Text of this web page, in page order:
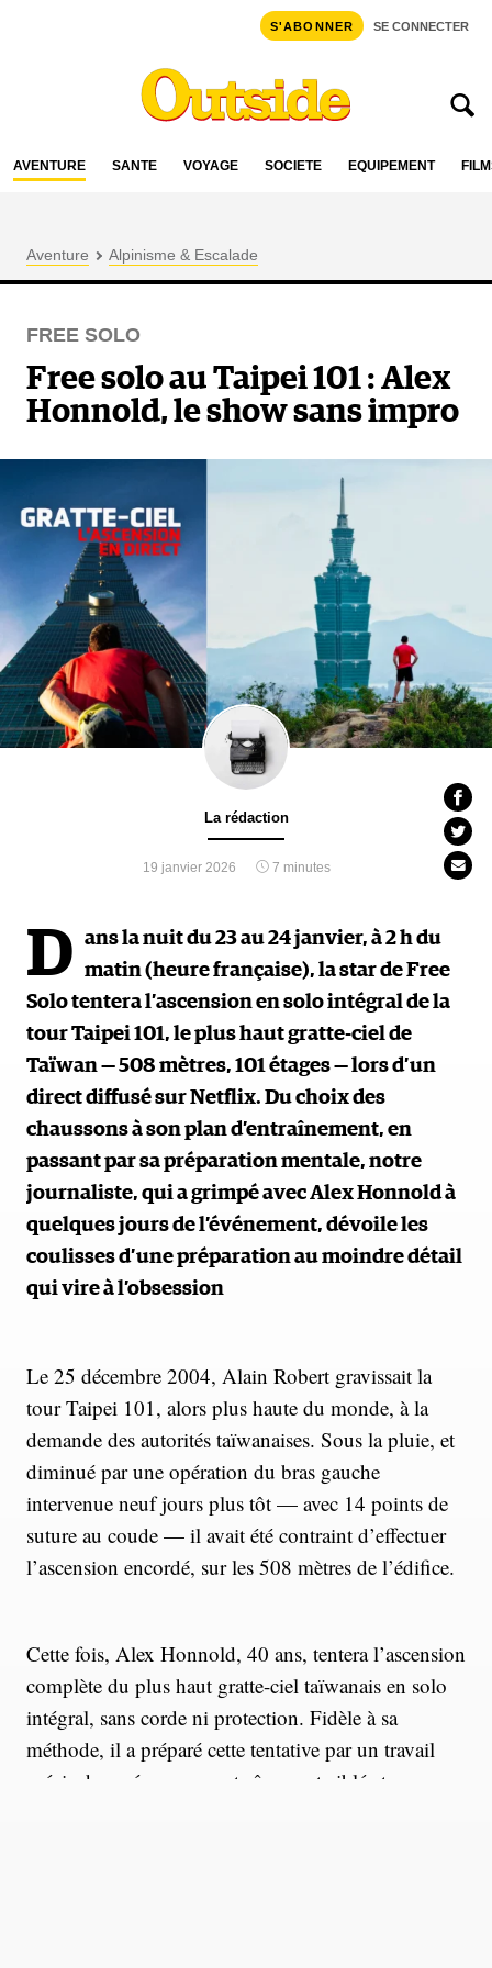
S'ABONNER SE CONNECTER
AVENTURE SANTÉ VOYAGE SOCIÉTÉ ÉQUIPEMENT
Aventure Alpinisme & Escalade
FREE SOLO
Free solo au Taipei 101 : Alex
Honnold, le show sans impro
La rédaction
19 janvier 2026 7 minutes
D ans la nuit du 23 au 24 janvier, à 2 h du
matin (heure française), la star de Free
Solo tentera l’ascension en solo intégral de la
tour Taipei 101, le plus haut gratte-ciel de
Taïwan — 508 mètres, 101 étages — lors d’un
direct diffusé sur Netflix. Du choix des
chaussons à son plan d’entraînement, en
passant par sa préparation mentale, notre
journaliste, qui a grimpé avec Alex Honnold à
quelques jours de l’événement, dévoile les
coulisses d’une préparation au moindre détail
qui vire à l’obsession
Le 25 décembre 2004, Alain Robert gravissait la
tour Taipei 101, alors plus haute du monde, à la
demande des autorités taïwanaises. Sous la pluie, et
diminué par une opération du bras gauche
intervenue neuf jours plus tôt — avec 14 points de
suture au coude — il avait été contraint d’effectuer
l’ascension encordé, sur les 508 mètres de l’édifice.
Cette fois, Alex Honnold, 40 ans, tentera l’ascension
complète du plus haut gratte-ciel taïwanais en solo
intégral, sans corde ni protection. Fidèle à sa
méthode, il a préparé cette tentative par un travail
précis de repérage, un entraînement ciblé et un